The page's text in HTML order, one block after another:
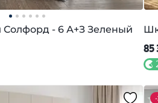
- 6 А+З Зеленый
85
-